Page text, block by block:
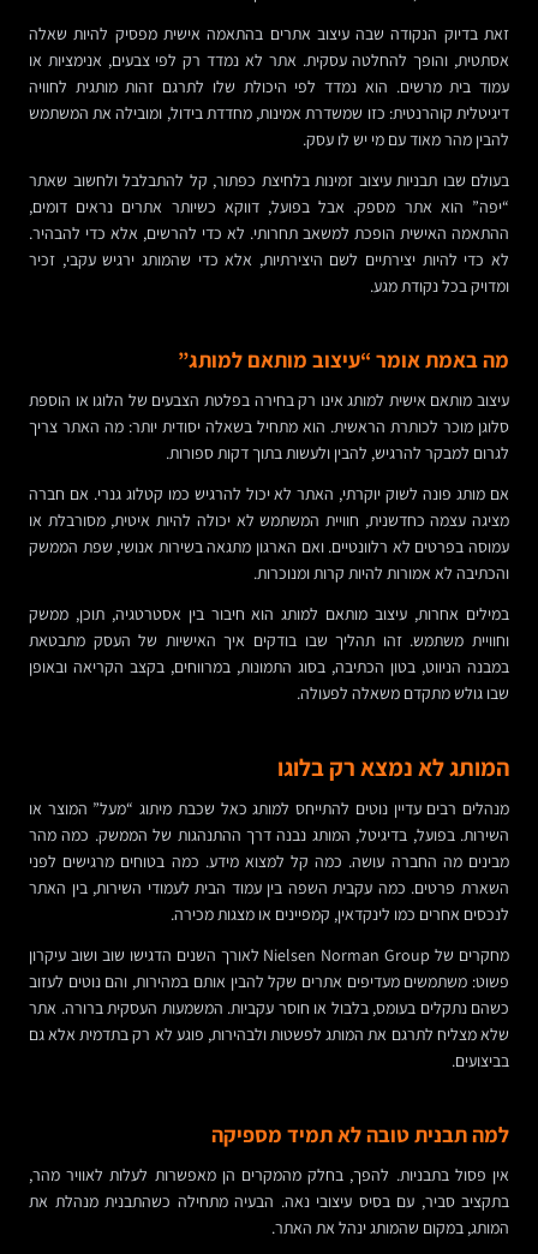
זאת בדיוק הנקודה שבה עיצוב אתרים בהתאמה אישית מפסיק להיות שאלה
אסתטית, והופך להחלטה עסקית. אתר לא נמדד רק לפי צבעים, אנימציות או
עמוד בית מרשים. הוא נמדד לפי היכולת שלו לתרגם זהות מותגית לחוויה
דיגיטלית קוהרנטית: כזו שמשדרת אמינות, מחדדת בידול, ומובילה את המשתמש
להבין מהר מאוד עם מי יש לו עסק.
בעולם שבו תבניות עיצוב זמינות בלחיצת כפתור, קל להתבלבל ולחשוב שאתר
“יפה” הוא אתר מספק. אבל בפועל, דווקא כשיותר אתרים נראים דומים,
ההתאמה האישית הופכת למשאב תחרותי. לא כדי להרשים, אלא כדי להבהיר.
לא כדי להיות יצירתיים לשם היצירתיות, אלא כדי שהמותג ירגיש עקבי, זכיר
ומדויק בכל נקודת מגע.
מה באמת אומר “עיצוב מותאם למותג”
עיצוב מותאם אישית למותג אינו רק בחירה בפלטת הצבעים של הלוגו או הוספת
סלוגן מוכר לכותרת הראשית. הוא מתחיל בשאלה יסודית יותר: מה האתר צריך
לגרום למבקר להרגיש, להבין ולעשות בתוך דקות ספורות.
אם מותג פונה לשוק יוקרתי, האתר לא יכול להרגיש כמו קטלוג גנרי. אם חברה
מציגה עצמה כחדשנית, חוויית המשתמש לא יכולה להיות איטית, מסורבלת או
עמוסה בפרטים לא רלוונטיים. ואם הארגון מתגאה בשירות אנושי, שפת הממשק
והכתיבה לא אמורות להיות קרות ומנוכרות.
במילים אחרות, עיצוב מותאם למותג הוא חיבור בין אסטרטגיה, תוכן, ממשק
וחוויית משתמש. זהו תהליך שבו בודקים איך האישיות של העסק מתבטאת
במבנה הניווט, בטון הכתיבה, בסוג התמונות, במרווחים, בקצב הקריאה ובאופן
שבו גולש מתקדם משאלה לפעולה.
המותג לא נמצא רק בלוגו
מנהלים רבים עדיין נוטים להתייחס למותג כאל שכבת מיתוג “מעל” המוצר או
השירות. בפועל, בדיגיטל, המותג נבנה דרך ההתנהגות של הממשק. כמה מהר
מבינים מה החברה עושה. כמה קל למצוא מידע. כמה בטוחים מרגישים לפני
השארת פרטים. כמה עקבית השפה בין עמוד הבית לעמודי השירות, בין האתר
לנכסים אחרים כמו לינקדאין, קמפיינים או מצגות מכירה.
מחקרים של Nielsen Norman Group לאורך השנים הדגישו שוב ושוב עיקרון
פשוט: משתמשים מעדיפים אתרים שקל להבין אותם במהירות, והם נוטים לעזוב
כשהם נתקלים בעומס, בלבול או חוסר עקביות. המשמעות העסקית ברורה. אתר
שלא מצליח לתרגם את המותג לפשטות ולבהירות, פוגע לא רק בתדמית אלא גם
בביצועים.
למה תבנית טובה לא תמיד מספיקה
אין פסול בתבניות. להפך, בחלק מהמקרים הן מאפשרות לעלות לאוויר מהר,
בתקציב סביר, עם בסיס עיצובי נאה. הבעיה מתחילה כשהתבנית מנהלת את
המותג, במקום שהמותג ינהל את האתר.